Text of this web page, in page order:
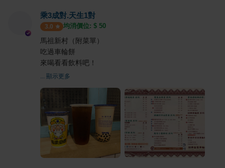
乘3成對.天生1對
3.0 均消價位: $ 50
馬祖新村（附菜單）
吃過車輪餅
來喝看看飲料吧！
... 顯示更多